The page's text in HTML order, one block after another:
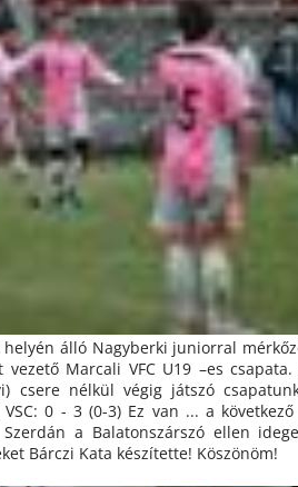
álló Nagyberki juniorral
Marcali VFC U19 –es
csere nélkül végig játszó
VSC: 0 - 3 (0-3) Ez van ... a
a Balatonszárszó ellen
Bárczi Kata készítette! Köszönöm!